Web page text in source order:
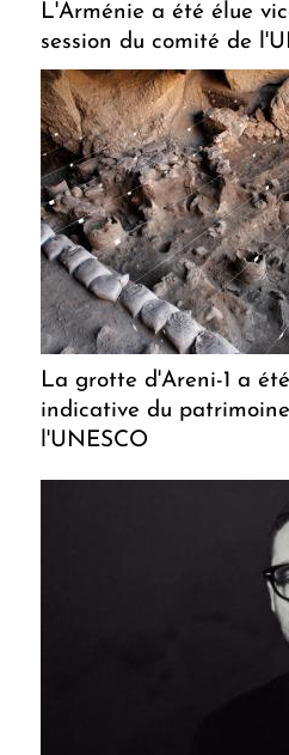
L'Arménie a été élue
session du comité de
La grotte d'Areni-1 a
indicative du
l'UNESCO